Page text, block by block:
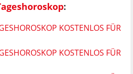
:
KOSTENLOS FÜR
KOSTENLOS FÜR